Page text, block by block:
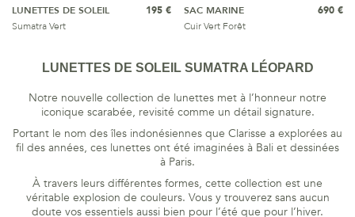
LUNETTES DE SOLEIL
Sumatra Vert
195 €
SAC MARINE
Cuir Vert Forêt
690 €
LUNETTES DE SOLEIL SUMATRA LÉOPARD
Notre nouvelle collection de lunettes met à l’honneur notre
iconique scarabée, revisité comme un détail signature.
Portant le nom des îles indonésiennes que Clarisse a explorées au
fil des années, ces lunettes ont été imaginées à Bali et dessinées
à Paris.
À travers leurs différentes formes, cette collection est une
véritable explosion de couleurs. Vous y trouverez sans aucun
doute vos essentiels aussi bien pour l’été que pour l’hiver.